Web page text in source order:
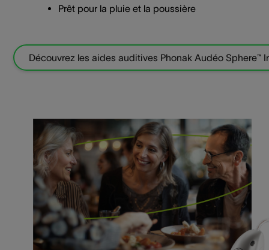
Prêt pour la pluie et la poussière
Découvrez les aides auditives Phonak Audéo Sphere™